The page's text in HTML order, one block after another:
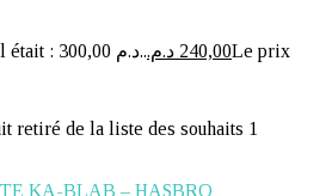
Le prix initial était : 300,00 د.م.. 240,00 د.م.
Le prix
retiré de la liste des souhaits 1